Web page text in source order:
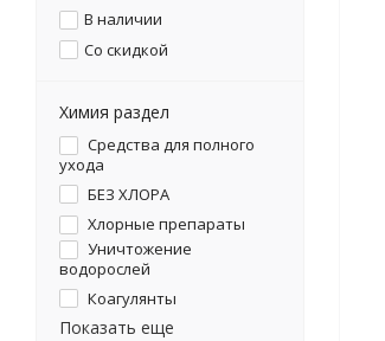
В наличии
Со скидкой
Химия раздел
Cредства для полного
ухода
БЕЗ ХЛОРА
Хлорные препараты
Уничтожение
водорослей
Коагулянты
Показать еще